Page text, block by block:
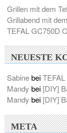
Grillen mit dem
Grillabend mit
TEFAL GC750D
NEUESTE
Sabinebei
Mandy bei [DIY]
Mandy bei [DIY]
META